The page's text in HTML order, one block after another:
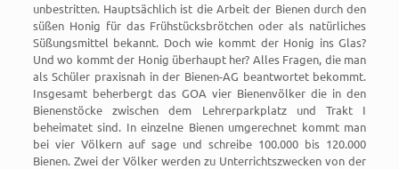
unbestritten. Hauptsächlich ist die Arbeit der Bienen durch den
süßen Honig für das Frühstücksbrötchen oder als natürliches
Süßungsmittel bekannt. Doch wie kommt der Honig ins Glas?
Und wo kommt der Honig überhaupt her? Alles Fragen, die man
als Schüler praxisnah in der Bienen-AG beantwortet bekommt.
Insgesamt beherbergt das GOA vier Bienenvölker die in den
Bienenstöcke zwischen dem Lehrerparkplatz und Trakt I
beheimatet sind. In einzelne Bienen umgerechnet kommt man
bei vier Völkern auf sage und schreibe 100.000 bis 120.000
Bienen. Zwei der Völker werden zu Unterrichtszwecken von der